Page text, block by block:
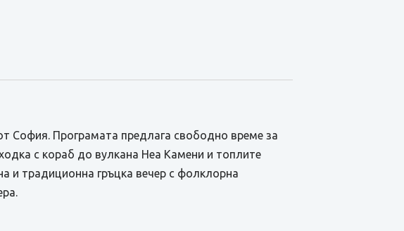
София. Програмата предлага свободно време за
с кораб до вулкана Неа Камени и топлите
и традиционна гръцка вечер с фолклорна